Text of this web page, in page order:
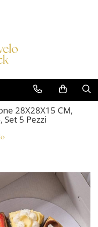
28X28X15 CM,
Set 5 Pezzi